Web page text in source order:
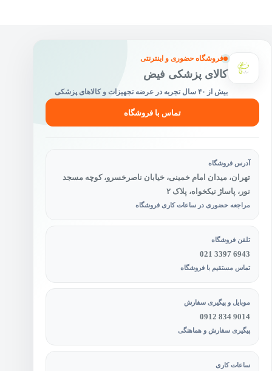
فروشگاه حضوری و اینترنتی
کالای پزشکی فیض
بیش از ۴۰ سال تجربه در عرضه تجهیزات و کالاهای پزشکی
تماس با فروشگاه
آدرس فروشگاه
تهران، میدان امام خمینی، خیابان ناصرخسرو، کوچه مسجد
نور، پاساژ نیکخواه، پلاک ۲
مراجعه حضوری در ساعات کاری فروشگاه
تلفن فروشگاه
021 3397 6943
تماس مستقیم با فروشگاه
موبایل و پیگیری سفارش
0912 834 9014
پیگیری سفارش و هماهنگی
ساعات کاری